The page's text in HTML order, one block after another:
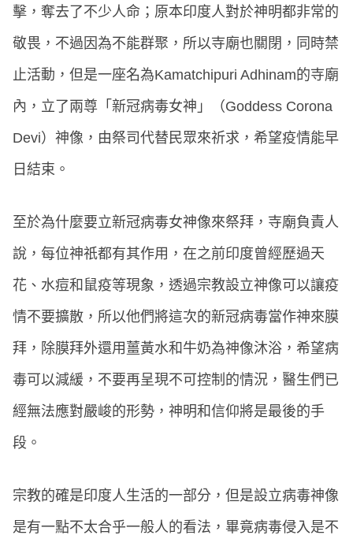
擊，奪去了不少人命；原本印度人對於神明都非常的
敬畏，不過因為不能群聚，所以寺廟也關閉，同時禁
止活動，但是一座名為Kamatchipuri Adhinam的寺廟
內，立了兩尊「新冠病毒女神」（Goddess Corona
Devi）神像，由祭司代替民眾來祈求，希望疫情能早
日結束。
至於為什麼要立新冠病毒女神像來祭拜，寺廟負責人
說，每位神祇都有其作用，在之前印度曾經歷過天
花、水痘和鼠疫等現象，透過宗教設立神像可以讓疫
情不要擴散，所以他們將這次的新冠病毒當作神來膜
拜，除膜拜外還用薑黃水和牛奶為神像沐浴，希望病
毒可以減緩，不要再呈現不可控制的情況，醫生們已
經無法應對嚴峻的形勢，神明和信仰將是最後的手
段。
宗教的確是印度人生活的一部分，但是設立病毒神像
是有一點不太合乎一般人的看法，畢竟病毒侵入是不